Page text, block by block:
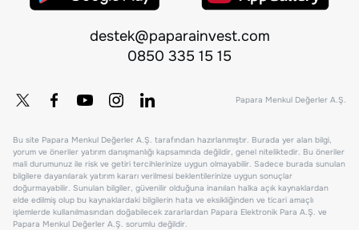
destek@paparainvest.com
0850 335 15 15
Papara Menkul Değerler A.Ş.
Bu site Papara Menkul Değerler A.Ş. tarafından hazırlanmıştır. Burada yer alan bilgi,
yorum ve öneriler yatırım danışmanlığı kapsamında değildir, genel niteliktedir. Bu öneriler
mali durumunuz ile risk ve getiri tercihlerinize uygun olmayabilir. Sadece burada sunulan
bilgilere dayanılarak yatırım kararı verilmesi beklentilerinize uygun sonuçlar
doğurmayabilir. Sunulan bilgiler, güvenilir olduğuna inanılan halka açık kaynaklardan
elde edilmiş olup bu kaynaklardaki bilgilerin hata ve eksikliğinden ve ticari amaçlı
işlemlerde kullanılmasından doğabilecek zararlardan Papara Elektronik Para A.Ş. ve
Papara Menkul Değerler A.Ş. sorumlu değildir.